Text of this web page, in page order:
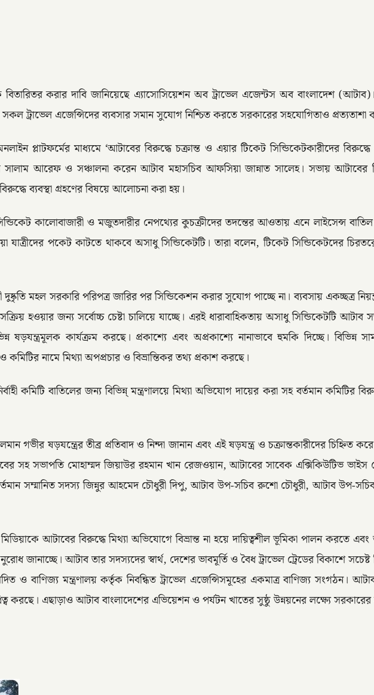
বিতারিতর করার দাবি জানিয়েছে এ্যাসোসিয়েশন অব ট্রাভেল এজেন্টস অব বাংলাদেশ
ট্রাভেল এজেন্সিদের ব্যবসার সমান সুযোগ নিশ্চিত করতে সরকারের সহযোগিতাও প্রত্যতাশা
প্লাটফর্মের মাধ্যমে ‘আটাবের বিরুদ্ধে চক্রান্ত ও এয়ার টিকেট সিন্ডিকেটকারীদের
আরেফ ও সঞ্চালনা করেন আটাব মহাসচিব আফসিয়া জান্নাত সালেহ। সভায় আটাবের
ব্যবস্থা গ্রহণের বিষয়ে আলোচনা করা হয়।
কালোবাজারী ও মজুতদারীর নেপথ্যের কুচক্রীদের তদন্তের আওতায় এনে লাইসেন্স
যাত্রীদের পকেট কাটতে থাকবে অসাধু সিন্ডিকেটটি। তারা বলেন, টিকেট সিন্ডিকেটদের
দুষ্কৃতি মহল সরকারি পরিপত্র জারির পর সিন্ডিকেশন করার সুযোগ পাচ্ছে না। ব্যবসায় একচ্ছত্র
হওয়ার জন্য সর্বোচ্চ চেষ্টা চালিয়ে যাচ্ছে। এরই ধারাবাহিকতায় অসাধু সিন্ডিকেটটি
ষড়যন্ত্রমূলক কার্যক্রম করছে। প্রকাশ্যে এবং অপ্রকাশ্যে নানাভাবে হুমকি দিচ্ছে।
নামে মিথ্যা অপপ্রচার ও বিভ্রান্তিকর তথ্য প্রকাশ করছে।
কমিটি বাতিলের জন্য বিভিন্ন্ মন্ত্রণালয়ে মিথ্যা অভিযোগ দায়ের করা সহ বর্তমান কমিটির
গভীর ষড়যন্ত্রের তীব্র প্রতিবাদ ও নিন্দা জানান এবং এই ষড়যন্ত্র ও চক্রান্তকারীদের চিহ্নিত
সহ সভাপতি মোহাম্মদ জিয়াউর রহমান খান রেজওয়ান, আটাবের সাবেক এক্সিকিউটিভ ভাইস
সম্মানিত সদস্য জিন্নুর আহমেদ চৌধুরী দিপু, আটাব উপ-সচিব রুশো চৌধুরী, আটাব উপ-
আটাবের বিরুদ্ধে মিথ্যা অভিযোগে বিভ্রান্ত না হয়ে দায়িত্বশীল ভূমিকা পালন করতে
আটাব তার সদস্যদের স্বার্থ, দেশের ভাবমূর্তি ও বৈধ ট্রাভেল ট্রেডের বিকাশে
ও বাণিজ্য মন্ত্রণালয় কর্তৃক নিবন্ধিত ট্রাভেল এজেন্সিসমূহের একমাত্র বাণিজ্য সংগঠন।
করছে। এছাড়াও আটাব বাংলাদেশের এভিয়েশন ও পর্যটন খাতের সুষ্ঠু উন্নয়নের লক্ষ্যে